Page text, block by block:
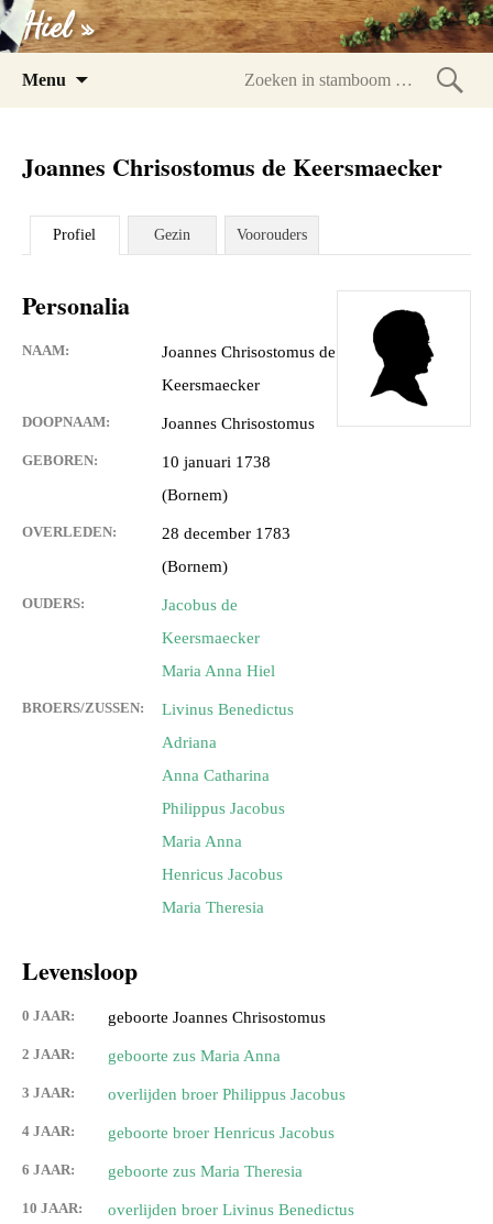
Hiel »
Menu
Joannes Chrisostomus de Keersmaecker
Profiel Gezin Voorouders
Personalia
NAAM:
Joannes Chrisostomus de
Keersmaecker
DOOPNAAM: Joannes Chrisostomus
GEBOREN:
10 januari 1738
(Bornem)
OVERLEDEN:
28 december 1783
(Bornem)
OUDERS:
Jacobus de
Keersmaecker
Maria Anna Hiel
BROERS/ZUSSEN:
Livinus Benedictus
Adriana
Anna Catharina
Philippus Jacobus
Maria Anna
Henricus Jacobus
Maria Theresia
Levensloop
0 JAAR: geboorte Joannes Chrisostomus
2 JAAR: geboorte zus Maria Anna
3 JAAR: overlijden broer Philippus Jacobus
4 JAAR: geboorte broer Henricus Jacobus
6 JAAR: geboorte zus Maria Theresia
10 JAAR: overlijden broer Livinus Benedictus